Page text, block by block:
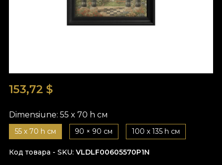
153,72 $
Dimensiune: 55 x 70 h см
55 x 70 h см 90 × 90 см 100 x 135 h см
Код товара - SKU VLDLF00605570P1N